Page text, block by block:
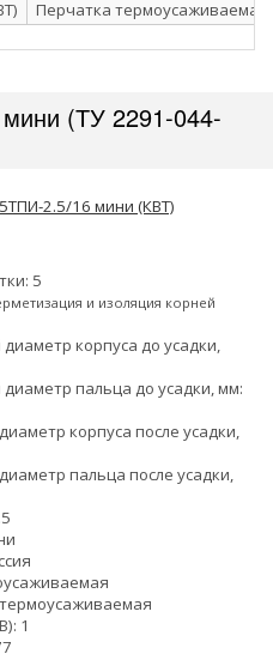
Перчатка термоусаживаемая
(ТУ 2291-044-
2.5/16 мини (КВТ)
5
и изоляция корней
корпуса до усадки,
пальца до усадки, мм:
корпуса после усадки,
пальца после усадки,
1